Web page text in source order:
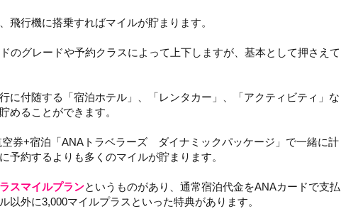
飛行機に搭乗すればマイルが貯まります。
のグレードや予約クラスによって上下しますが、基本として押さえて
に付随する「宿泊ホテル」、「レンタカー」、「アクティビティ」な
めることができます。
空券+宿泊「ANAトラベラーズ ダイナミックパッケージ」で一緒に計
予約するよりも多くのマイルが貯まります。
スマイルプランというものがあり、通常宿泊代金をANAカードで支払
以外に3,000マイルプラスといった特典があります。